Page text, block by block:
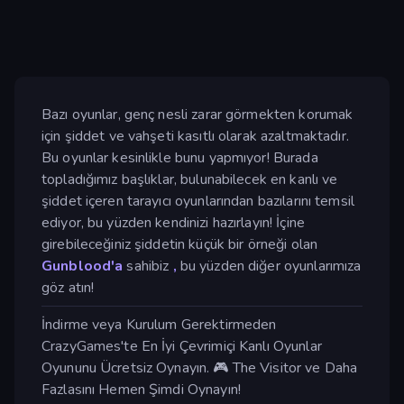
Bazı oyunlar, genç nesli zarar görmekten korumak
için şiddet ve vahşeti kasıtlı olarak azaltmaktadır.
Bu oyunlar kesinlikle bunu yapmıyor! Burada
topladığımız başlıklar, bulunabilecek en kanlı ve
şiddet içeren tarayıcı oyunlarından bazılarını temsil
ediyor, bu yüzden kendinizi hazırlayın! İçine
girebileceğiniz şiddetin küçük bir örneği olan
Gunblood'a sahibiz , bu yüzden diğer oyunlarımıza
göz atın!
İndirme veya Kurulum Gerektirmeden
CrazyGames'te En İyi Çevrimiçi Kanlı Oyunlar
Oyununu Ücretsiz Oynayın. 🎮 The Visitor ve Daha
Fazlasını Hemen Şimdi Oynayın!